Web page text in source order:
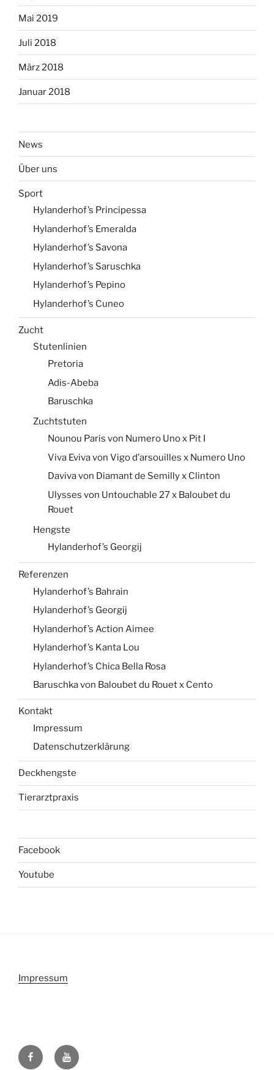
Mai 2019
Juli 2018
März 2018
Januar 2018
News
Über uns
Sport
Hylanderhof’s Principessa
Hylanderhof’s Emeralda
Hylanderhof’s Savona
Hylanderhof’s Saruschka
Hylanderhof’s Pepino
Hylanderhof’s Cuneo
Zucht
Stutenlinien
Pretoria
Adis-Abeba
Baruschka
Zuchtstuten
Nounou Paris von Numero Uno x Pit I
Viva Eviva von Vigo d’arsouilles x Numero Uno
Daviva von Diamant de Semilly x Clinton
Ulysses von Untouchable 27 x Baloubet du
Rouet
Hengste
Hylanderhof’s Georgij
Referenzen
Hylanderhof’s Bahrain
Hylanderhof’s Georgij
Hylanderhof’s Action Aimee
Hylanderhof’s Kanta Lou
Hylanderhof’s Chica Bella Rosa
Baruschka von Baloubet du Rouet x Cento
Kontakt
Impressum
Datenschutzerklärung
Deckhengste
Tierarztpraxis
Facebook
Youtube
Impressum
FacebookYoutube